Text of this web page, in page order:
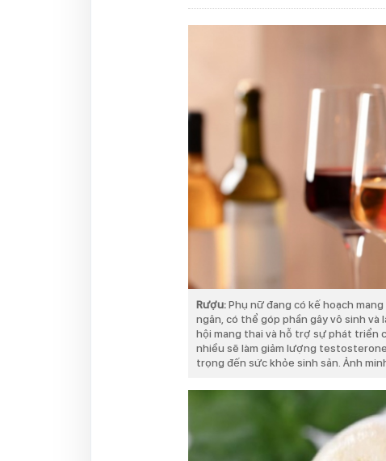
Rượu:Phụ nữ đang có kế hoạch
ngân, có thể góp phần gây vô sinh
hội mang thai và hỗ trợ sự phát triển
nhiều sẽ làm giảm lượng
trọng đến sức khỏe sinh sản. Ảnh